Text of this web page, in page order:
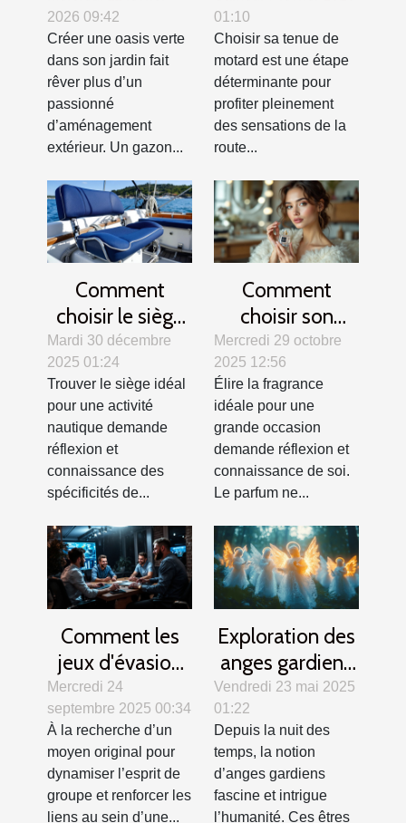
gazon parfait
2026 09:42
Créer une oasis verte
dans son jardin fait
rêver plus d’un
passionné
d’aménagement
extérieur. Un gazon...
allier confort et
sécurité ?
01:10
Choisir sa tenue de
motard est une étape
déterminante pour
profiter pleinement
des sensations de la
route...
Comment
choisir le siège
idéal pour votre
activité
nautique ?
Mardi 30 décembre
2025 01:24
Trouver le siège idéal
pour une activité
nautique demande
réflexion et
connaissance des
spécificités de...
Comment
choisir son
parfum pour les
grandes
occasions ?
Mercredi 29 octobre
2025 12:56
Élire la fragrance
idéale pour une
grande occasion
demande réflexion et
connaissance de soi.
Le parfum ne...
Comment les
jeux d'évasion
renforcent la
cohésion
d'équipe ?
Mercredi 24
septembre 2025 00:34
À la recherche d’un
moyen original pour
dynamiser l’esprit de
groupe et renforcer les
liens au sein d’une...
Exploration des
anges gardiens
dans différentes
cultures et
traditions
Vendredi 23 mai 2025
01:22
Depuis la nuit des
temps, la notion
d’anges gardiens
fascine et intrigue
l’humanité. Ces êtres